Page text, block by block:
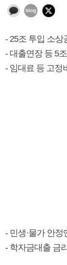
- 25조 투입 소상
- 대출연장 등 5
- 임대료 등 고정
- 민생·물가 안정
- 학자금대출 금